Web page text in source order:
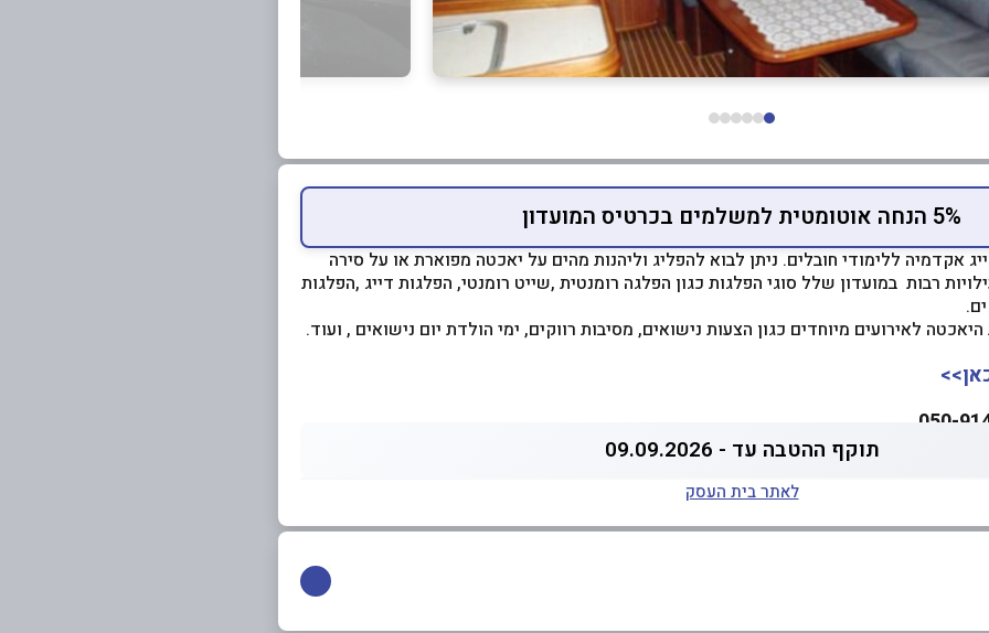
5% הנחה אוטומטית למשלמים בכרטיס המועדון
אקדמיה ללימודי חובלים. ניתן לבוא להפליג וליהנות מהים על יאכטה מפוארת או על סירה
רבות במועדון שלל סוגי הפלגות כגון הפלגה רומנטית ,שייט רומנטי, הפלגות דייג ,הפלגות
לאירועים מיוחדים כגון הצעות נישואים, מסיבות רווקים, ימי הולדת יום נישואים , ועוד.
תוקף ההטבה עד - 09.09.2026
לאתר בית העסק